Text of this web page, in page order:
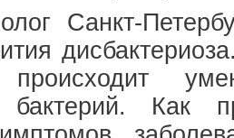
Санкт-
происходит
бактерий. Как